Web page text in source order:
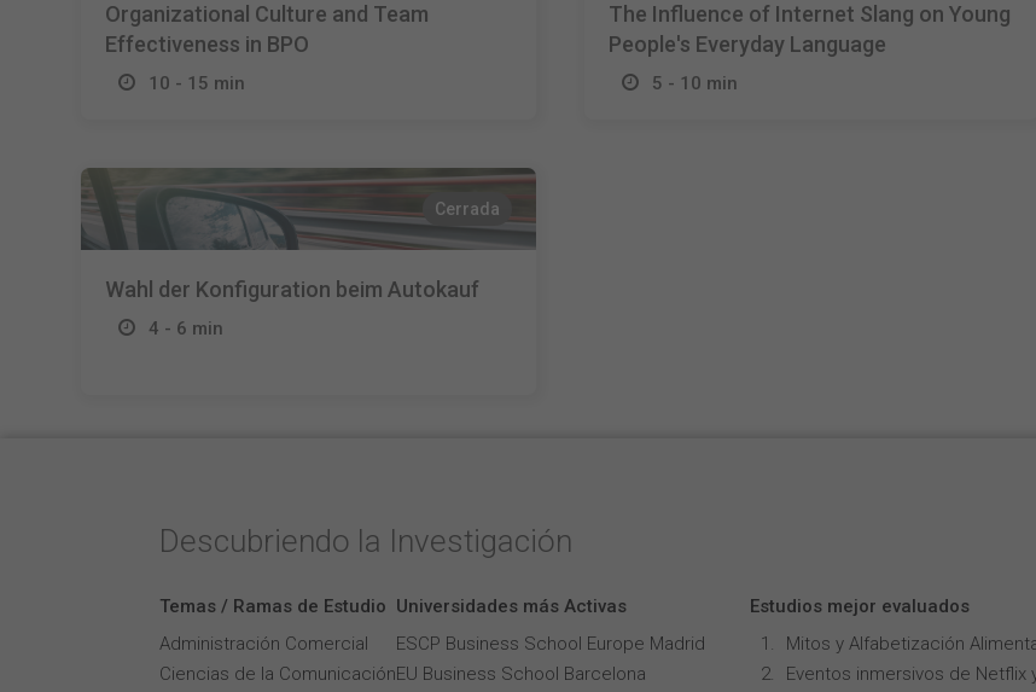
Organizational Culture and Team
Effectiveness in BPO
10 - 15 min
The Influence of Internet Slang on Young
People's Everyday Language
5 - 10 min
Cerrada
Wahl der Konfiguration beim Autokauf
4 - 6 min
Descubriendo la Investigación
Temas / Ramas de Estudio
Administración Comercial
Ciencias de la Comunicación
Universidades más Activas
ESCP Business School Europe Madrid
EU Business School Barcelona
Estudios mejor evaluados
Mitos y Alfabetización
Eventos inmersivos de